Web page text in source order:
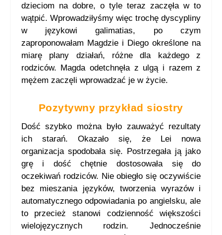
dzieciom na dobre, o tyle teraz zaczęła w to
wątpić. Wprowadziłyśmy więc trochę dyscypliny
w językowi galimatias, po czym
zaproponowałam Magdzie i Diego określone na
miarę plany działań, różne dla każdego z
rodziców. Magda odetchnęła z ulgą i razem z
mężem zaczęli wprowadzać je w życie.
Pozytywny przykład siostry
Dość szybko można było zauważyć rezultaty
ich starań. Okazało się, że Lei nowa
organizacja spodobała się. Postrzegała ją jako
grę i dość chętnie dostosowała się do
oczekiwań rodziców. Nie obiegło się oczywiście
bez mieszania języków, tworzenia wyrazów i
automatycznego odpowiadania po angielsku, ale
to przecież stanowi codzienność większości
wielojęzycznych rodzin. Jednocześnie